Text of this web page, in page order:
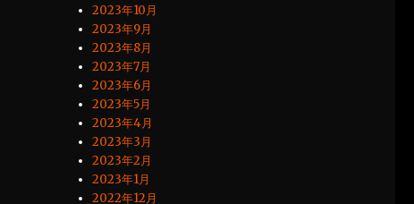
2023年10月
2023年9月
2023年8月
2023年7月
2023年6月
2023年5月
2023年4月
2023年3月
2023年2月
2023年1月
2022年12月